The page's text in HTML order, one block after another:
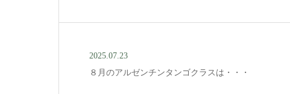
2025.07.23
８月のアルゼンチンタンゴクラスは・・・